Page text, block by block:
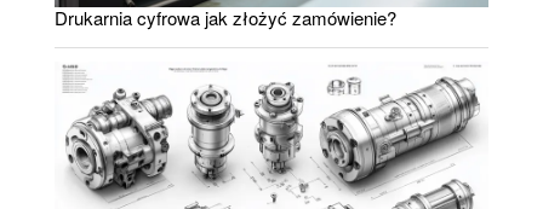
Drukarnia cyfrowa jak złożyć zamówienie?